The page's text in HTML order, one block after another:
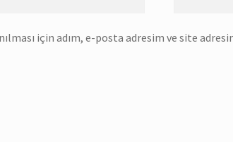
için adım, e-posta adresim ve site